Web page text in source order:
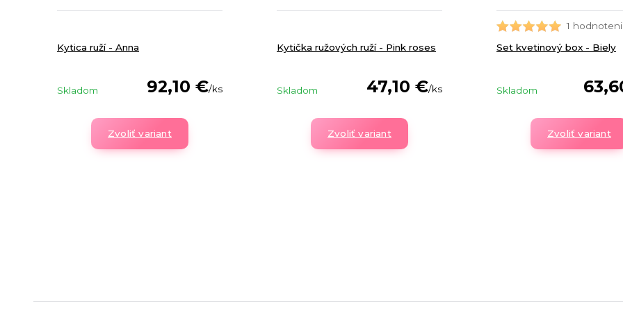
Kytica ruží - Anna
92,10 €/ks
Skladom
Zvoliť variant
Kytička ružových ruží - Pink roses
47,10 €/ks
Skladom
Zvoliť variant
1
Set kvetinový box - Biely
Skladom
Zvoliť variant